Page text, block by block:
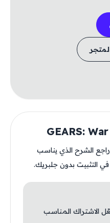
راجع الشرح الذي يناسب
التثبيت بدون جلبريك.
الاشتراك المناسب